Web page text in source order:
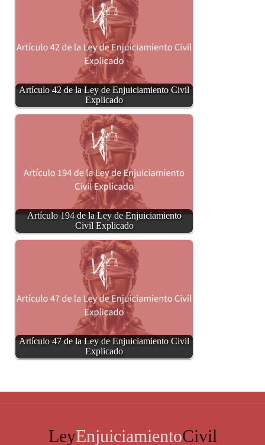
Artículo 42 de la Ley de Enjuiciamiento Civil
Explicado
Artículo 194 de la Ley de Enjuiciamiento
Civil Explicado
Artículo 47 de la Ley de Enjuiciamiento Civil
Explicado
LeyEnjuiciamientoCivil